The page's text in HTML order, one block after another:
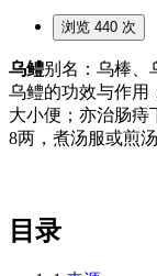
浏览 440 次
乌鳢别名：乌棒、
乌鳢的功效与作用
大小便；亦治肠痔
8两，煮汤服或煎汤
目录